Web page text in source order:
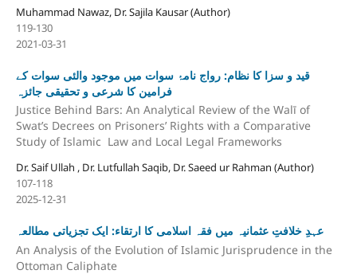
Muhammad Nawaz, Dr. Sajila Kausar (Author)
119-130
2021-03-31
قید و سزا کا نظام: رواج نامۂ سوات میں موجود والئی سوات کے
فرامین کا شرعی و تحقیقی جائزہ
Justice Behind Bars: An Analytical Review of the Walī of
Swat’s Decrees on Prisoners’ Rights with a Comparative
Study of Islamic Law and Local Legal Frameworks
Dr. Saif Ullah , Dr. Lutfullah Saqib, Dr. Saeed ur Rahman (Author)
107-118
2025-12-31
عہدِ خلافتِ عثمانیہ میں فقہ اسلامی کا ارتقاء: ایک تجزیاتی مطالعہ
An Analysis of the Evolution of Islamic Jurisprudence in the
Ottoman Caliphate